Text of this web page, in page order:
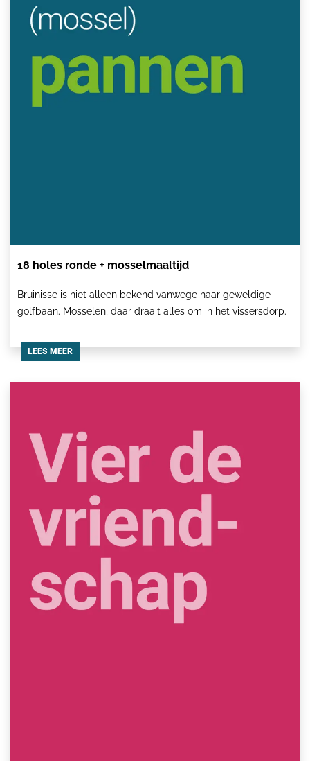
18 holes ronde + mosselmaaltijd
Bruinisse is niet alleen bekend vanwege haar geweldige
golfbaan. Mosselen, daar draait alles om in het vissersdorp.
LEES MEER